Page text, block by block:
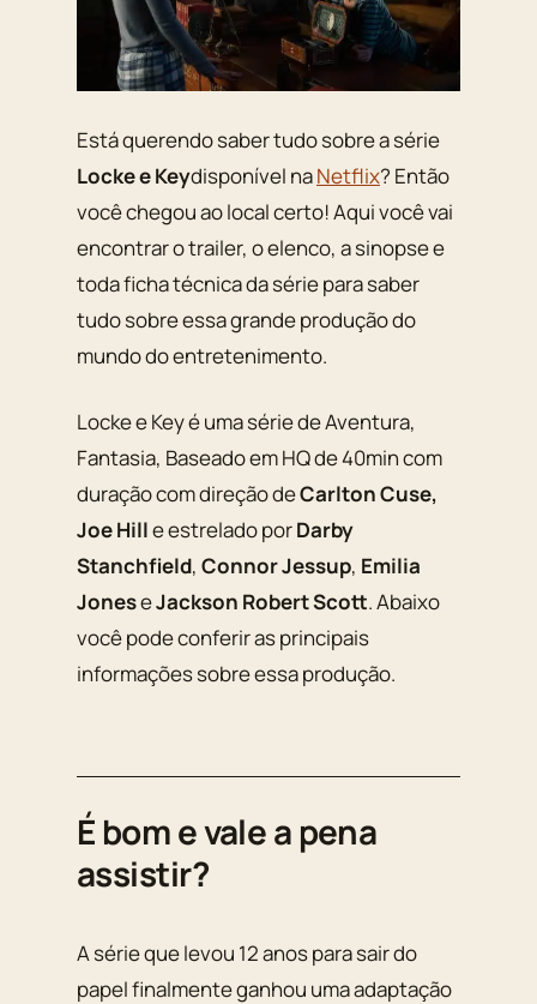
Está querendo saber tudo sobre a série
Locke e Keydisponível naNetflix? Então
você chegou ao local certo! Aqui você vai
encontrar o trailer, o elenco, a sinopse e
toda ficha técnica da série para saber
tudo sobre essa grande produção do
mundo do entretenimento.
Locke e Key é uma série de Aventura,
Fantasia, Baseado em HQ de 40min com
duração com direção deCarlton Cuse,
Joe Hille estrelado porDarby
Stanchfield, Connor Jessup, Emilia
JoneseJackson Robert Scott. Abaixo
você pode conferir as principais
informações sobre essa produção.
É bom e vale a pena
assistir?
A série que levou 12 anos para sair do
papel finalmente ganhou uma adaptação